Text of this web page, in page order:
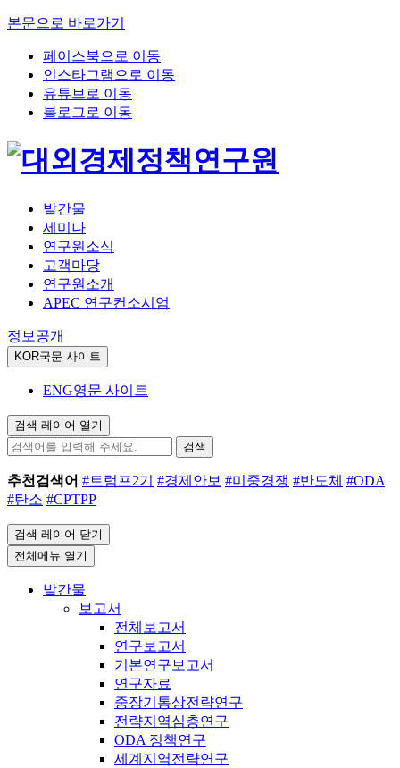
본문으로 바로가기
페이스북으로 이동
인스타그램으로 이동
유튜브로 이동
블로그로 이동
발간물
세미나
연구원소식
고객마당
연구원소개
APEC 연구컨소시엄
정보공개
KOR국문 사이트
ENG영문 사이트
검색 레이어 열기
검색
추천검색어 #트럼프2기 #경제안보 #미중경쟁 #반도체 #ODA
#탄소 #CPTPP
검색 레이어 닫기
전체메뉴 열기
발간물
보고서
전체보고서
연구보고서
기본연구보고서
연구자료
중장기통상전략연구
전략지역심층연구
ODA 정책연구
세계지역전략연구